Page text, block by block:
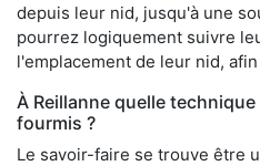
depuis leur nid, jusqu'à une
pourrez logiquement suivre
l'emplacement de leur nid,
À Reillanne quelle
fourmis ?
Le savoir-faire se trouve être